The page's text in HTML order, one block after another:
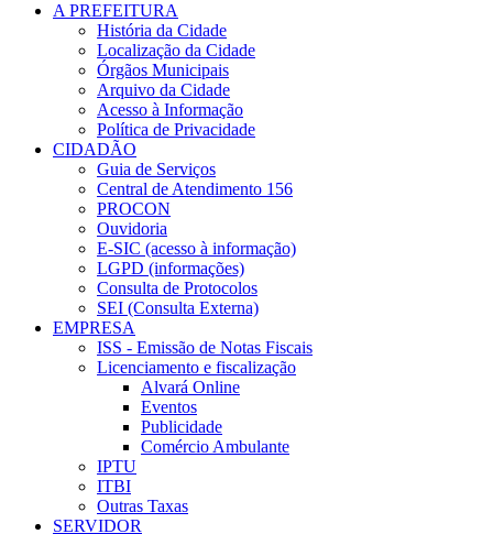
A PREFEITURA
História da Cidade
Localização da Cidade
Órgãos Municipais
Arquivo da Cidade
Acesso à Informação
Política de Privacidade
CIDADÃO
Guia de Serviços
Central de Atendimento 156
PROCON
Ouvidoria
E-SIC (acesso à informação)
LGPD (informações)
Consulta de Protocolos
SEI (Consulta Externa)
EMPRESA
ISS - Emissão de Notas Fiscais
Licenciamento e fiscalização
Alvará Online
Eventos
Publicidade
Comércio Ambulante
IPTU
ITBI
Outras Taxas
SERVIDOR